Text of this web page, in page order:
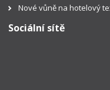
Nové vůně na hotelový
Sociální sítě